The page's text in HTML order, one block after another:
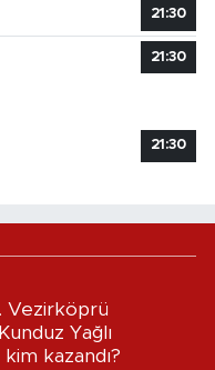
21:30
21:30
21:30
Vezirköprü
Yağlı
kim kazandı?